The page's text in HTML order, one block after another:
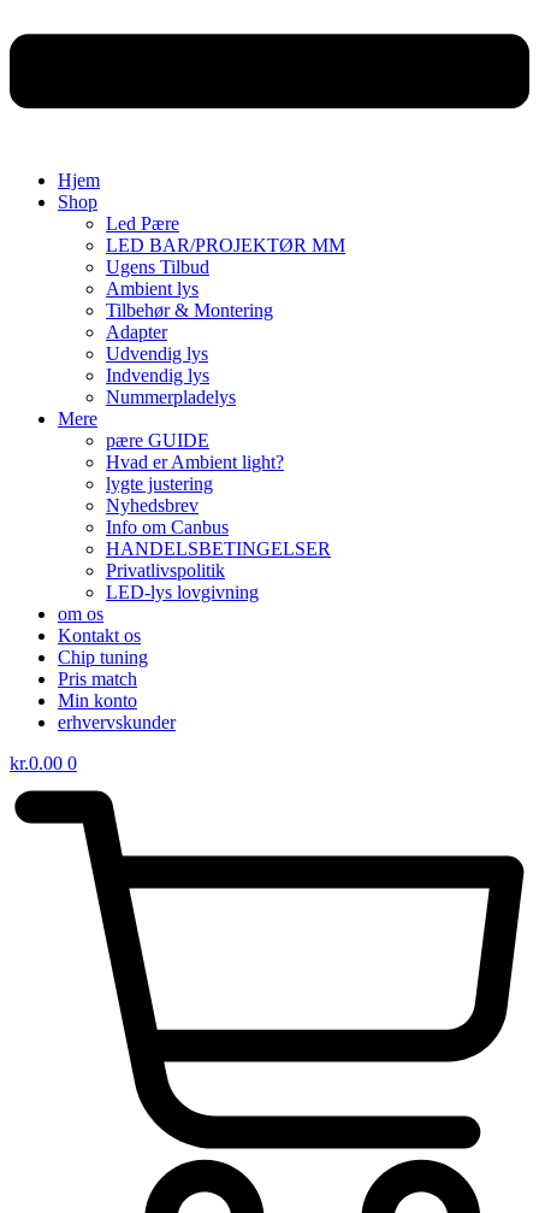
Hjem
Shop
Led Pære
LED BAR/PROJEKTØR MM
Ugens Tilbud
Ambient lys
Tilbehør & Montering
Adapter
Udvendig lys
Indvendig lys
Nummerpladelys
Mere
pære GUIDE
Hvad er Ambient light?
lygte justering
Nyhedsbrev
Info om Canbus
HANDELSBETINGELSER
Privatlivspolitik
LED-lys lovgivning
om os
Kontakt os
Chip tuning
Pris match
Min konto
erhvervskunder
kr.0.00 0